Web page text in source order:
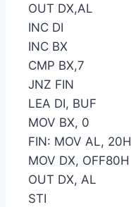
OUT DX,AL
INC DI
INC BX
CMP BX,7
JNZ FIN
LEA DI, BUF
MOV BX, 0
FIN: MOV AL, 20H
MOV DX, OFF80H
OUT DX, AL
STI